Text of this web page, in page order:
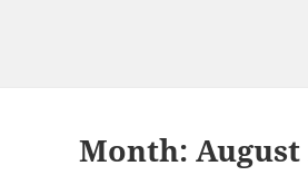
Month:August